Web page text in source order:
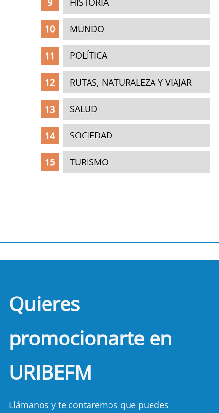
MUNDO
POLÍTICA
RUTAS, NATURALEZA Y VIAJAR
SALUD
SOCIEDAD
TURISMO
Quieres
promocionarte en
URIBEFM
Llámanos y te contaremos que puedes